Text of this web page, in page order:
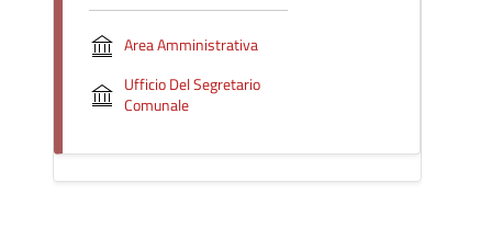
Area Amministrativa
Ufficio Del Segretario
Comunale